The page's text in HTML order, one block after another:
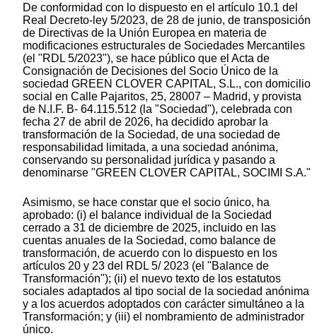
De conformidad con lo dispuesto en el artículo 10.1 del
Real Decreto-ley 5/2023, de 28 de junio, de transposición
de Directivas de la Unión Europea en materia de
modificaciones estructurales de Sociedades Mercantiles
(el "RDL 5/2023"), se hace público que el Acta de
Consignación de Decisiones del Socio Único de la
sociedad GREEN CLOVER CAPITAL, S.L., con domicilio
social en Calle Pajaritos, 25, 28007 – Madrid, y provista
de N.I.F. B- 64.115.512 (la "Sociedad"), celebrada con
fecha 27 de abril de 2026, ha decidido aprobar la
transformación de la Sociedad, de una sociedad de
responsabilidad limitada, a una sociedad anónima,
conservando su personalidad jurídica y pasando a
denominarse "GREEN CLOVER CAPITAL, SOCIMI S.A."
Asimismo, se hace constar que el socio único, ha
aprobado: (i) el balance individual de la Sociedad
cerrado a 31 de diciembre de 2025, incluido en las
cuentas anuales de la Sociedad, como balance de
transformación, de acuerdo con lo dispuesto en los
artículos 20 y 23 del RDL 5/ 2023 (el "Balance de
Transformación"); (ii) el nuevo texto de los estatutos
sociales adaptados al tipo social de la sociedad anónima
y a los acuerdos adoptados con carácter simultáneo a la
Transformación; y (iii) el nombramiento de administrador
único.